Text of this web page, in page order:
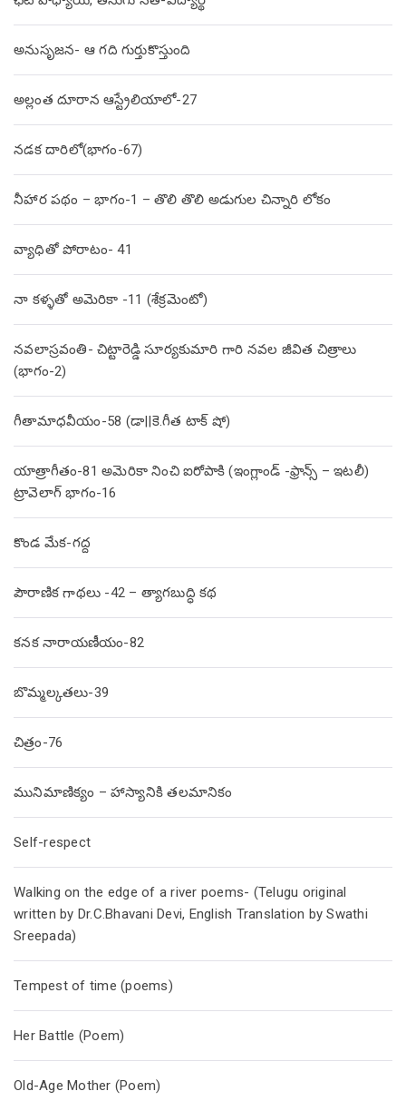
అనుసృజన- ఆ గది గుర్తుకొస్తుంది
అల్లంత దూరాన ఆస్ట్రేలియాలో-27
నడక దారిలో(భాగం-67)
నీహార పథం – భాగం-1 – తొలి తొలి అడుగుల చిన్నారి లోకం
వ్యాధితో పోరాటం- 41
నా కళ్ళతో అమెరికా -11 (శేక్రమెంటో)
నవలాస్రవంతి- చిట్టారెడ్డి సూర్యకుమారి గారి నవల జీవిత చిత్రాలు
(భాగం-2)
గీతామాధవీయం-58 (డా||కె.గీత టాక్ షో)
యాత్రాగీతం-81 అమెరికా నించి ఐరోపాకి (ఇంగ్లాండ్ -ఫ్రాన్స్ – ఇటలీ)
ట్రావెలాగ్ భాగం-16
కొండ మేక-గద్ద
పౌరాణిక గాథలు -42 – త్యాగబుద్ధి కథ
కనక నారాయణీయం-82
బొమ్మల్కతలు-39
చిత్రం-76
మునిమాణిక్యం – హాస్యానికి తలమానికం
Self-respect
Walking on the edge of a river poems- (Telugu original
written by Dr.C.Bhavani Devi, English Translation by Swathi
Sreepada)
Tempest of time (poems)
Her Battle (Poem)
Old-Age Mother (Poem)